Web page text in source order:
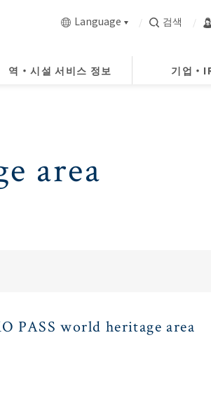
역・시설 서비스 정보 기업・
Language 검색
area
PASS world heritage area